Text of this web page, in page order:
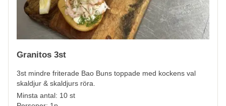
Granitos 3st
3st mindre friterade Bao Buns toppade med kockens val
skaldjur & skaldjurs röra.
Minsta antal: 10 st